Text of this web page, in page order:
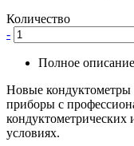
Количество
-
Полное описание
Новые кондуктометры
приборы с
условиях.